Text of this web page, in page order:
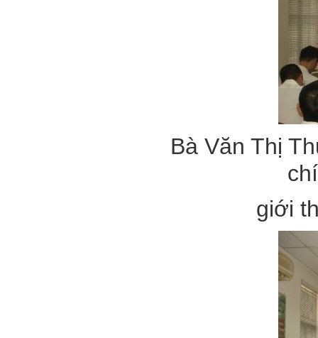
Bà Văn Thị
giới